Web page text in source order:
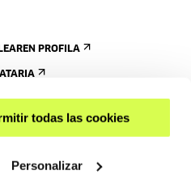
todas las cookies
Personalizar
PROFILA